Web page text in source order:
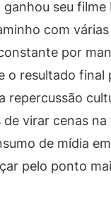
seu
com
por
o resultado
repercussão
virar cenas
de mídia
pelo ponto